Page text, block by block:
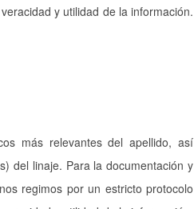
y utilidad de la información.
más relevantes del apellido, así
del linaje. Para la documentación y
regimos por un estricto protocolo